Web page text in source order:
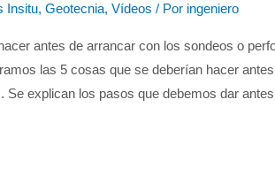
Insitu, Geotecnia, Vídeos / Por ingeniero
antes de arrancar con los sondeos o
las 5 cosas que se deberían hacer
Se explican los pasos que debemos dar